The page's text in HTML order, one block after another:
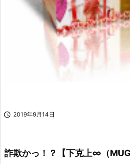
 2019年9月14日
詐欺かっ！？【下克上∞（